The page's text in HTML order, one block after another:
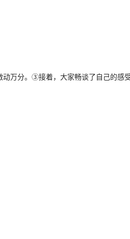
万分。③接着，大家畅谈了自己的感